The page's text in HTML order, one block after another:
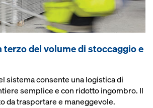
terzo del volume di stoccaggio e
sistema consente una logistica di
semplice e con ridotto ingombro. Il
da trasportare e maneggevole.